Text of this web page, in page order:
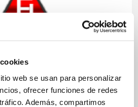
web se usan para personalizar
ofrecer funciones de redes
Además, compartimos
No Férrea
de Zinc